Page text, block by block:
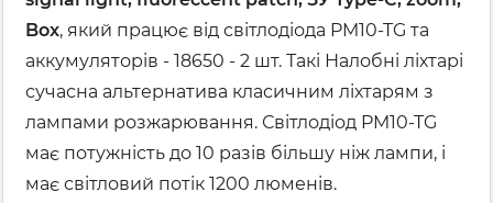
Box, який працює від світлодіода PM10-TG та
аккумуляторів - 18650 - 2 шт. Такі Налобні ліхтарі
сучасна альтернатива класичним ліхтарям з
лампами розжарювання. Світлодіод PM10-TG
має потужність до 10 разів більшу ніж лампи, і
має світловий потік 1200 люменів.